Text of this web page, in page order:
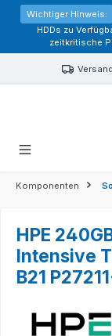
springen
Wichtiger Hinweis:
HDDs zu
zeitkritische
Komponenten
HPE
Intensive
B21